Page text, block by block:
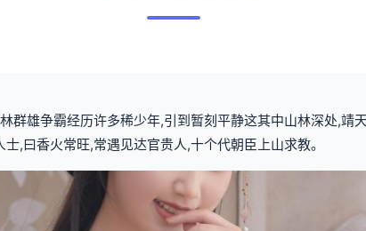
群雄争霸经历许多稀少年,引到暂刻平静这其中山林深处,靖
,曰香火常旺,常遇见达官贵人,十个代朝臣上山求教。